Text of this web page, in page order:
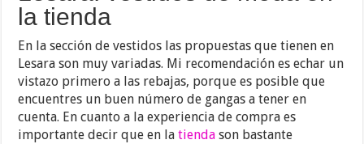
la tienda
En la sección de vestidos las propuestas que tienen en
Lesara son muy variadas. Mi recomendación es echar un
vistazo primero a las rebajas, porque es posible que
encuentres un buen número de gangas a tener en
cuenta. En cuanto a la experiencia de compra es
importante decir que en latienda son bastante